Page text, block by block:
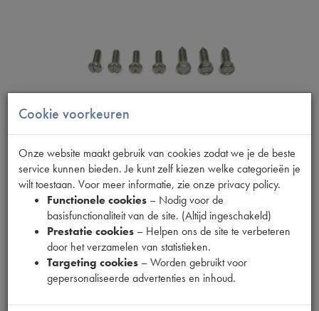
Productnummer
1540003
6 59 (€5, 45excl. btw)
Cookie voorkeuren
Onze website maakt gebruik van cookies zodat we je de beste
service kunnen bieden. Je kunt zelf kiezen welke categorieën je
wilt toestaan. Voor meer informatie, zie onze privacy policy.
Functionele cookies – Nodig voor de
basisfunctionaliteit van de site. (Altijd ingeschakeld)
Prestatie cookies – Helpen ons de site te verbeteren
door het verzamelen van statistieken.
Targeting cookies – Worden gebruikt voor
gepersonaliseerde advertenties en inhoud.